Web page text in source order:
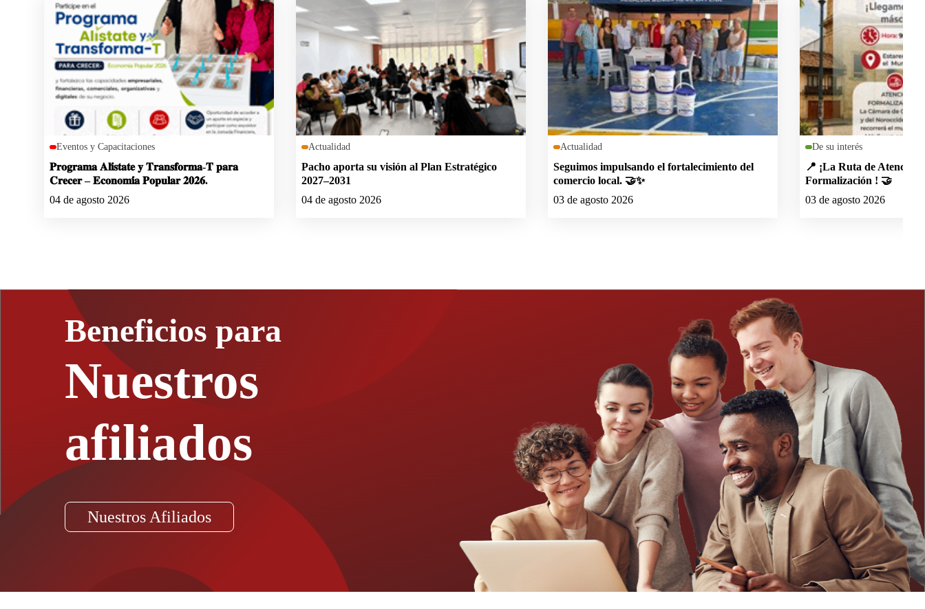
Eventos y Capacitaciones
𝐏𝐫𝐨𝐠𝐫𝐚𝐦𝐚 𝐀𝐥𝐢́𝐬𝐭𝐚𝐭𝐞 𝐲 𝐓𝐫𝐚𝐧𝐬𝐟𝐨𝐫𝐦𝐚-𝐓 𝐩𝐚𝐫𝐚
𝐂𝐫𝐞𝐜𝐞𝐫 – 𝐄𝐜𝐨𝐧𝐨𝐦𝐢́𝐚 𝐏𝐨𝐩𝐮𝐥𝐚𝐫 𝟐𝟎𝟐𝟔.
04 de agosto 2026
Actualidad
Pacho aporta su visión al Plan Estratégico
2027–2031
04 de agosto 2026
Actualidad
Seguimos impulsando el fortalecimiento del
comercio local. 🤝✨
03 de agosto 2026
De su interés
📍 ¡La Ruta de Atención
Formalización ! 🤝
03 de agosto 2026
Beneficios para
Nuestros
afiliados
Nuestros Afiliados